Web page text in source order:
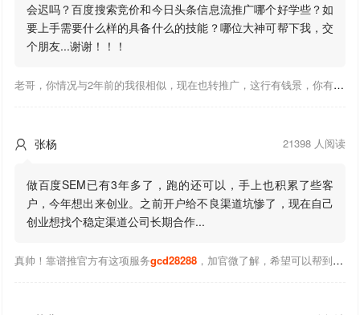
会迟吗？百度搜索竞价和今日头条信息流推广哪个好学些？如
要上手需要什么样的具备什么的技能？哪位大神可帮下我，交
个朋友...谢谢！！！
老哥，你情况与2年前的我很相似，现在也转推广，这行有钱景，你有基础上手会比较快，不必担心。至于学竞价还是信息流哪个好，我是信息流广告入手，现在迷上靠谱推关注大神们的营销推广干货。有空你也可多泡下这站，真能学到不少东西；希望可以帮到你！
 张杨 21398 人阅读
做百度SEM已有3年多了，跑的还可以，手上也积累了些客
户，今年想出来创业。之前开户给不良渠道坑惨了，现在自己
创业想找个稳定渠道公司长期合作...
真帅！靠谱推官方有这项服务gcd28288，加官微了解，希望可以帮到你！